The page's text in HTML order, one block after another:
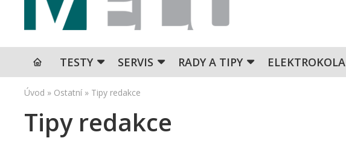
TESTY SERVIS RADY A TIPY ELEKTROKOLA
Úvod » Ostatní » Tipy redakce
Tipy redakce